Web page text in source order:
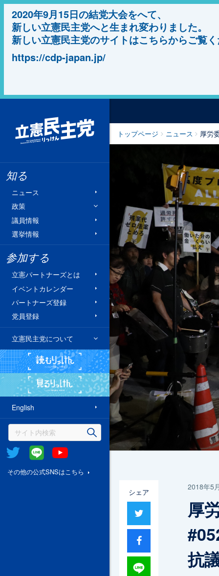
2020年9月15日の結党大会をへて、
新しい立憲民主党へと生まれ変わりました。
新しい立憲民主党のサイトはこちらからご覧
https://cdp-japan.jp/
知る
ニュース
政策
議員情報
選挙情報
参加する
立憲パートナーズとは
イベントカレンダー
パートナーズ登録
党員登録
立憲民主党について
読むりっけん
見るりっけん
English
Twitter @Line
その他の公式SNSはこちら
トップページ ニュース 厚労
シェア
Lineで送る
2018年5
厚
抗